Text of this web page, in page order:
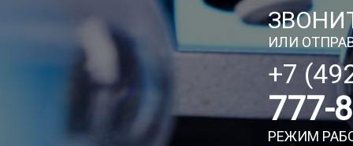
ИЛИ
+7
777-
РЕЖИМ